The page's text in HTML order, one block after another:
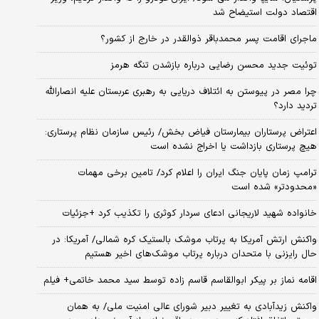
اقتصاد دولت استیضاح شد
ماجرای اقامت پسر محمدباقر ذوالقدر در خارج از کشور؟
توئیت جدید محسن رضایی درباره بازشدن تنگه هرمز
چرا مصر در پیوستن به ائتلاف دریایی به رهبری عربستان علیه انصارالله
تردید دارد؟
اعتراض پرستاران بیمارستان فیاض بخش/ رئیس سازمان نظام پرستاری:
هیچ پرستاری بازداشت یا اخراج نشده است
ترامپ زمان پایان جنگ ایران را اعلام کرد/ تامین برخی مهمات
«محدودتر» شده است
خانواده شهید لاریجانی ادعای سردار کوثری را تکذیب کرد +جزئیات
واکنش ارتش آمریکا به پرتاب موشک بالستیک کره شمالی/ آمریکا: در
حال رایزنی با متحدان درباره پرتاب موشک‌های اخیر هستیم
اقامه نماز بر پیکر ابوالقاسم قاسم زاده توسط سید محمد خاتمی+ فیلم
واکنش زیدآبادی به تغییر دبیر شورای عالی امنیت ملی/ به همان